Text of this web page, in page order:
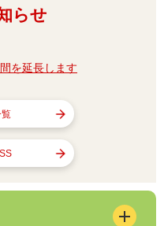
らせ
を延長します